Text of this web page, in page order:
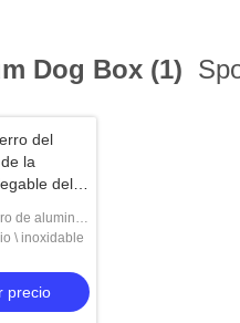
Dog Box (1)
del
la
del
de aluminio
\ inoxidable
precio